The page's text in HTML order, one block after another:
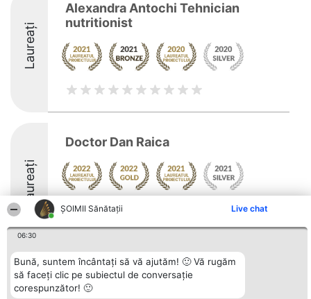
ŞOIMII Sănătații Live chat
06:30
Bună, suntem încântați să vă ajutăm! 🙂 Vă rugăm
să faceți clic pe subiectul de conversație
corespunzător! 🙂
Laureați
Alexandra Antochi Tehnician
nutritionist
Laureați
Doctor Dan Raica
Arată mai multe >>
Organizator Ranking
BRIGHT SOLUTIONS BR SRL
Plebiscyt